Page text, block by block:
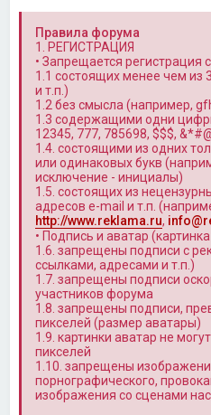
Правила форума
1. РЕГИСТРАЦИЯ
• Запрещается регистрация
1.1 состоящих менее чем из
и т.п.)
1.2 без смысла (например,
1.3 содержащими одни
12345, 777, 785698, $$$,
1.4. состоящими из одних
или одинаковых букв
исключение - инициалы)
1.5. состоящих из
адресов e-mail и т.п.
http://www.reklama.ru,
• Подпись и аватар
1.6. запрещены подписи с
ссылками, адресами и т.п.)
1.7. запрещены подписи
участников форума
1.8. запрещены подписи,
пикселей (размер аватары)
1.9. картинки аватар не
пикселей
1.10. запрещены
порнографического,
изображения со сценами